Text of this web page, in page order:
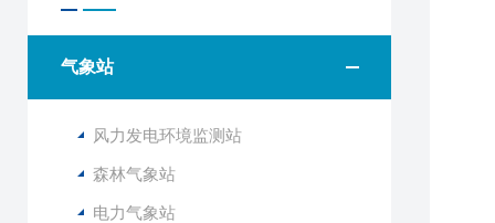
气象站
风力发电环境监测站
森林气象站
电力气象站